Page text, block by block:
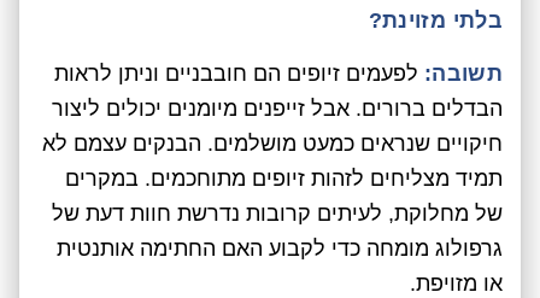
בלתי מזוינת?
תשובה: לפעמים זיופים הם חובבניים וניתן לראות
הבדלים ברורים. אבל זייפנים מיומנים יכולים ליצור
חיקויים שנראים כמעט מושלמים. הבנקים עצמם לא
תמיד מצליחים לזהות זיופים מתוחכמים. במקרים
של מחלוקת, לעיתים קרובות נדרשת חוות דעת של
גרפולוג מומחה כדי לקבוע האם החתימה אותנטית
או מזויפת.